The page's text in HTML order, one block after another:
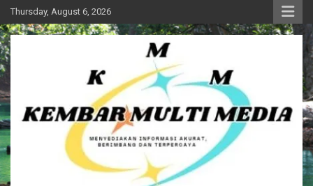
Skip
to
content
Thursday, August 6, 2026